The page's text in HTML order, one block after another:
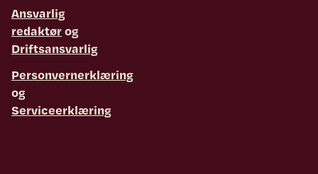
Ansvarlig
redaktørog
Driftsansvarlig
Personvernerklæring
og
Serviceerklæring